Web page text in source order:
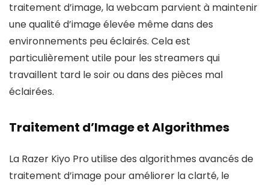
traitement d’image, la webcam parvient à maintenir
une qualité d’image élevée même dans des
environnements peu éclairés. Cela est
particulièrement utile pour les streamers qui
travaillent tard le soir ou dans des pièces mal
éclairées.
Traitement d’Image et Algorithmes
La Razer Kiyo Pro utilise des algorithmes avancés de
traitement d’image pour améliorer la clarté, le